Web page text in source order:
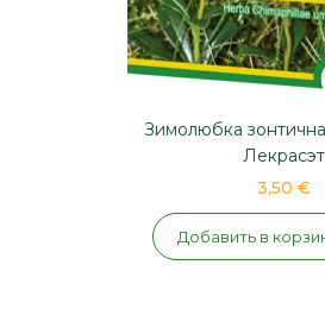
Зимолюбка
Лекрасэт
3,50 €
Добавить в